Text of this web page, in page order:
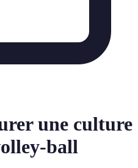
une culture
ball